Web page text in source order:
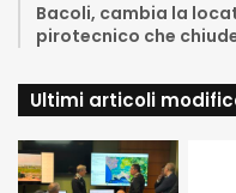
Bacoli, cambia la
pirotecnico che
Ultimi articoli